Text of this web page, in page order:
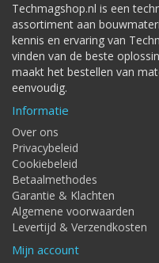
Techmagshop.nl is een
assortiment aan
kennis en ervaring van
vinden van de beste
maakt het bestellen van
eenvoudig.
Informatie
Over ons
Privacybeleid
Cookiebeleid
Betaalmethodes
Garantie & Klachten
Algemene voorwaarden
Levertijd & Verzendkosten
Mijn account